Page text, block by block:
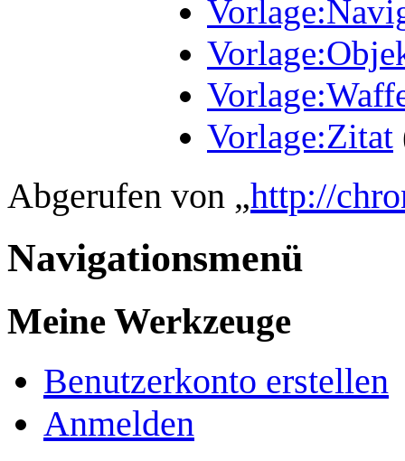
Vorlage:Zitat
Abgerufen von „http://
Navigationsmenü
Meine Werkzeuge
Benutzerkonto erstellen
Anmelden